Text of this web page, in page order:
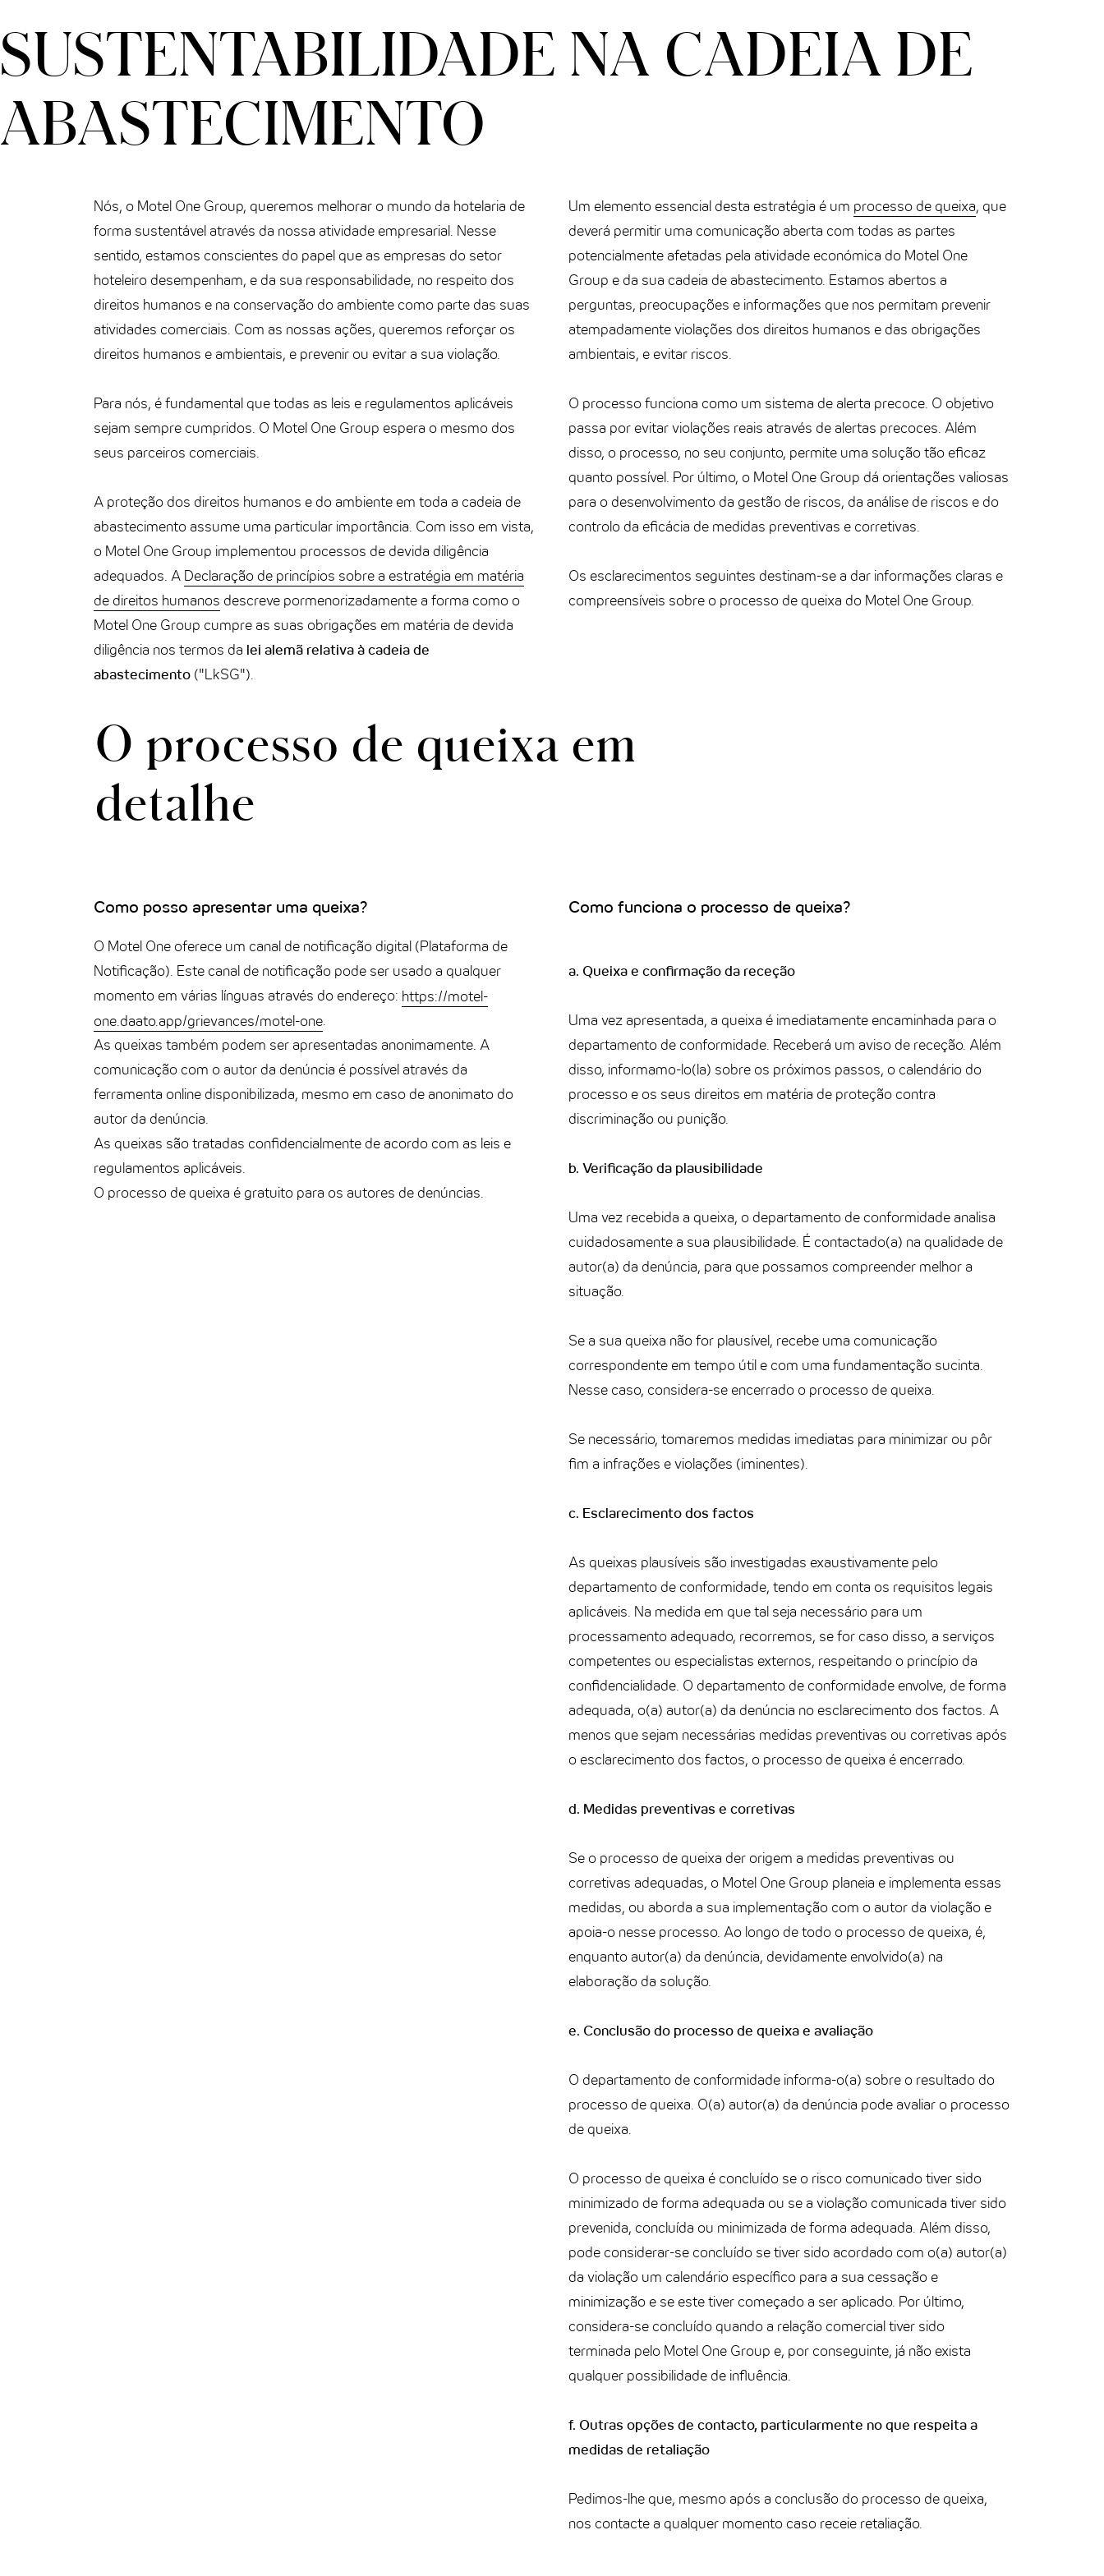
THE CLOUD ONE EM LISBOA
SUSTENTABILIDADE NA CADEIA DE
ABASTECIMENTO
Nós, o Motel One Group, queremos melhorar o mundo da hotelaria de
forma sustentável através da nossa atividade empresarial. Nesse
sentido, estamos conscientes do papel que as empresas do setor
hoteleiro desempenham, e da sua responsabilidade, no respeito dos
direitos humanos e na conservação do ambiente como parte das suas
atividades comerciais. Com as nossas ações, queremos reforçar os
direitos humanos e ambientais, e prevenir ou evitar a sua violação.
Para nós, é fundamental que todas as leis e regulamentos aplicáveis
sejam sempre cumpridos. O Motel One Group espera o mesmo dos
seus parceiros comerciais.
A proteção dos direitos humanos e do ambiente em toda a cadeia de
abastecimento assume uma particular importância. Com isso em vista,
o Motel One Group implementou processos de devida diligência
adequados. A Declaração de princípios sobre a estratégia em matéria
de direitos humanos descreve pormenorizadamente a forma como o
Motel One Group cumpre as suas obrigações em matéria de devida
diligência nos termos da lei alemã relativa à cadeia de
abastecimento ("LkSG").
Um elemento essencial desta estratégia é um processo de queixa, que
deverá permitir uma comunicação aberta com todas as partes
potencialmente afetadas pela atividade económica do Motel One
Group e da sua cadeia de abastecimento. Estamos abertos a
perguntas, preocupações e informações que nos permitam prevenir
atempadamente violações dos direitos humanos e das obrigações
ambientais, e evitar riscos.
O processo funciona como um sistema de alerta precoce. O objetivo
passa por evitar violações reais através de alertas precoces. Além
disso, o processo, no seu conjunto, permite uma solução tão eficaz
quanto possível. Por último, o Motel One Group dá orientações valiosas
para o desenvolvimento da gestão de riscos, da análise de riscos e do
controlo da eficácia de medidas preventivas e corretivas.
Os esclarecimentos seguintes destinam-se a dar informações claras e
compreensíveis sobre o processo de queixa do Motel One Group.
O processo de queixa em
detalhe
Como posso apresentar uma queixa?
O Motel One oferece um canal de notificação digital (Plataforma de
Notificação). Este canal de notificação pode ser usado a qualquer
momento em várias línguas através do endereço: https://motel-
one.daato.app/grievances/motel-one.
As queixas também podem ser apresentadas anonimamente. A
comunicação com o autor da denúncia é possível através da
ferramenta online disponibilizada, mesmo em caso de anonimato do
autor da denúncia.
As queixas são tratadas confidencialmente de acordo com as leis e
regulamentos aplicáveis.
O processo de queixa é gratuito para os autores de denúncias.
Como funciona o processo de queixa?
a. Queixa e confirmação da receção
Uma vez apresentada, a queixa é imediatamente encaminhada para o
departamento de conformidade. Receberá um aviso de receção. Além
disso, informamo-lo(la) sobre os próximos passos, o calendário do
processo e os seus direitos em matéria de proteção contra
discriminação ou punição.
b. Verificação da plausibilidade
Uma vez recebida a queixa, o departamento de conformidade analisa
cuidadosamente a sua plausibilidade. É contactado(a) na qualidade de
autor(a) da denúncia, para que possamos compreender melhor a
situação.
Se a sua queixa não for plausível, recebe uma comunicação
correspondente em tempo útil e com uma fundamentação sucinta.
Nesse caso, considera-se encerrado o processo de queixa.
Se necessário, tomaremos medidas imediatas para minimizar ou pôr
fim a infrações e violações (iminentes).
c. Esclarecimento dos factos
As queixas plausíveis são investigadas exaustivamente pelo
departamento de conformidade, tendo em conta os requisitos legais
aplicáveis. Na medida em que tal seja necessário para um
processamento adequado, recorremos, se for caso disso, a serviços
competentes ou especialistas externos, respeitando o princípio da
confidencialidade. O departamento de conformidade envolve, de forma
adequada, o(a) autor(a) da denúncia no esclarecimento dos factos. A
menos que sejam necessárias medidas preventivas ou corretivas após
o esclarecimento dos factos, o processo de queixa é encerrado.
d. Medidas preventivas e corretivas
Se o processo de queixa der origem a medidas preventivas ou
corretivas adequadas, o Motel One Group planeia e implementa essas
medidas, ou aborda a sua implementação com o autor da violação e
apoia-o nesse processo. Ao longo de todo o processo de queixa, é,
enquanto autor(a) da denúncia, devidamente envolvido(a) na
elaboração da solução.
e. Conclusão do processo de queixa e avaliação
O departamento de conformidade informa-o(a) sobre o resultado do
processo de queixa. O(a) autor(a) da denúncia pode avaliar o processo
de queixa.
O processo de queixa é concluído se o risco comunicado tiver sido
minimizado de forma adequada ou se a violação comunicada tiver sido
prevenida, concluída ou minimizada de forma adequada. Além disso,
pode considerar-se concluído se tiver sido acordado com o(a) autor(a)
da violação um calendário específico para a sua cessação e
minimização e se este tiver começado a ser aplicado. Por último,
considera-se concluído quando a relação comercial tiver sido
terminada pelo Motel One Group e, por conseguinte, já não exista
qualquer possibilidade de influência.
f. Outras opções de contacto, particularmente no que respeita a
medidas de retaliação
Pedimos-lhe que, mesmo após a conclusão do processo de queixa,
nos contacte a qualquer momento caso receie retaliação.